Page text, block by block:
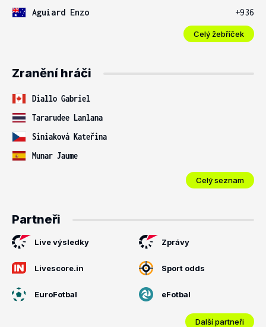
Aguiard Enzo
+936
Celý žebříček
Zranění hráči
Diallo Gabriel
Tararudee Lanlana
Siniaková Kateřina
Munar Jaume
Celý seznam
Partneři
Live výsledky Zprávy
Livescore.in Sport odds
EuroFotbal eFotbal
Další partneři